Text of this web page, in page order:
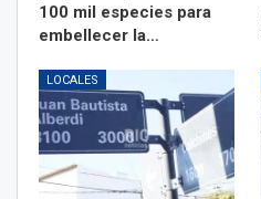
100 mil especies para
embellecer la…
LOCALES